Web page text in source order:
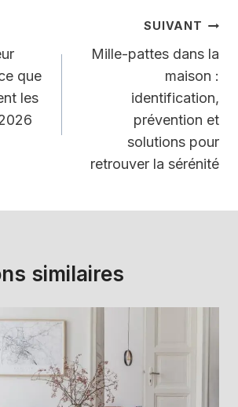
que
les
SUIVANT
Mille-pattes dans la
maison :
identification,
prévention et
solutions pour
retrouver la sérénité
similaires